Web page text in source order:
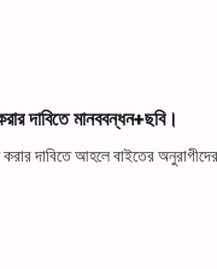
দাবিতে মানববন্ধন+ছবি।
করার দাবিতে আহলে বাইতের